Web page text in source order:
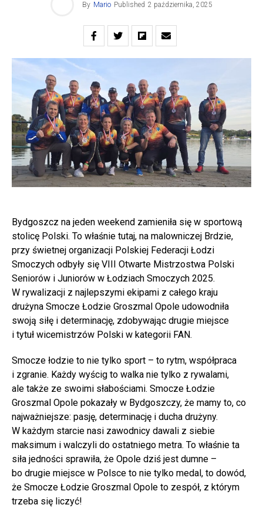
By Mario Published 2 października, 2025
Bydgoszcz na jeden weekend zamieniła się w sportową
stolicę Polski. To właśnie tutaj, na malowniczej Brdzie,
przy świetnej organizacji Polskiej Federacji Łodzi
Smoczych odbyły się VIII Otwarte Mistrzostwa Polski
Seniorów i Juniorów w Łodziach Smoczych 2025.
W rywalizacji z najlepszymi ekipami z całego kraju
drużyna Smocze Łodzie Groszmal Opole udowodniła
swoją siłę i determinację, zdobywając drugie miejsce
i tytuł wicemistrzów Polski w kategorii FAN.
Smocze łodzie to nie tylko sport – to rytm, współpraca
i zgranie. Każdy wyścig to walka nie tylko z rywalami,
ale także ze swoimi słabościami. Smocze Łodzie
Groszmal Opole pokazały w Bydgoszczy, że mamy to, co
najważniejsze: pasję, determinację i ducha drużyny.
W każdym starcie nasi zawodnicy dawali z siebie
maksimum i walczyli do ostatniego metra. To właśnie ta
siła jedności sprawiła, że Opole dziś jest dumne –
bo drugie miejsce w Polsce to nie tylko medal, to dowód,
że Smocze Łodzie Groszmal Opole to zespół, z którym
trzeba się liczyć!